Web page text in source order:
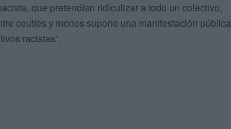
que pretendían ridiculizar a todo un colectivo,
ceutíes y monos supone una manifestación pública
racistas”.